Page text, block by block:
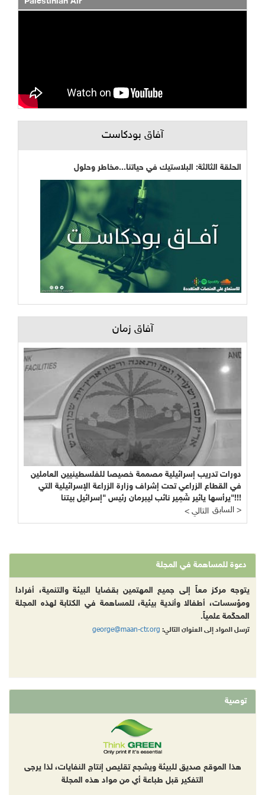
آفاق بودكاست
الحلقة الثالثة: البلاستيك في حياتنا...مخاطر وحلول
آفاق زمان
دورات تدريب إسرائيلية مصممة خصيصا للفلسطينيين العاملين
في القطاع الزراعي تحت إشراف وزارة الزراعة الإسرائيلية التي
يرأسها يائير شَمِير نائب ليبرمان رئيس "إسرائيل بيتنا"!!!
< التالي
السابق >
دعوة للمساهمة في المجلة
يتوجه مركز معاً إلى جميع المهتمين بقضايا البيئة والتنمية، أفرادا
ومؤسسات، أطفالا وأندية بيئية، للمساهمة في الكتابة لهذه المجلة
المحكّمة علمياً.
ترسل المواد إلى العنوان التالي: george@maan-ctr.org
توصية
هذا الموقع صديق للبيئة ويشجع تقليص إنتاج النفايات، لذا يرجى
التفكير قبل طباعة أي من مواد هذه المجلة